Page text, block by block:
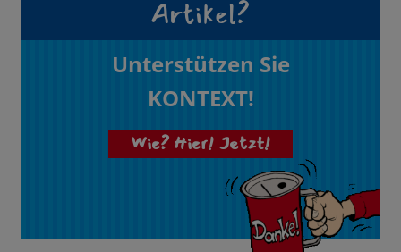
Artikel?
Unterstützen Sie
KONTEXT!
Wie? Hier! Jetzt!